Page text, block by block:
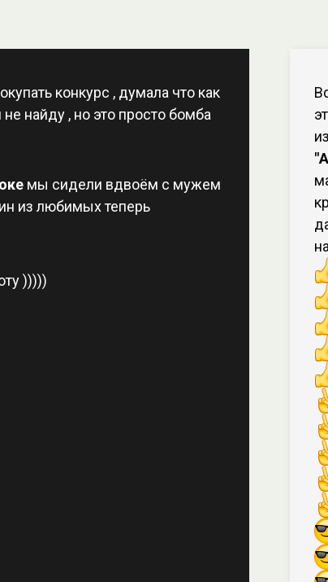
конкурс , думала что как
найду , но это просто бомба
мы сидели вдвоём с мужем
из любимых теперь
)))))